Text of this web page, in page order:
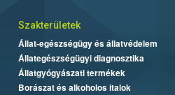
Szakterületek
Állat-egészségügy és állatvédelem
Állategészségügyi diagnosztika
Állatgyógyászati termékek
Borászat és alkoholos italok